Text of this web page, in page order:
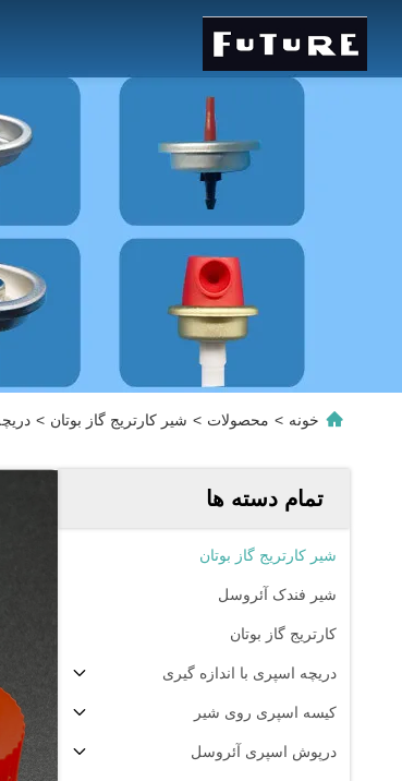
خونه > محصولات > شیر کارتریج گاز بوتان >
تمام دسته ها
شیر کارتریج گاز بوتان
شیر فندک آئروسل
کارتریج گاز بوتان
دریچه اسپری با اندازه گیری
کیسه اسپری روی شیر
درپوش اسپری آئروسل